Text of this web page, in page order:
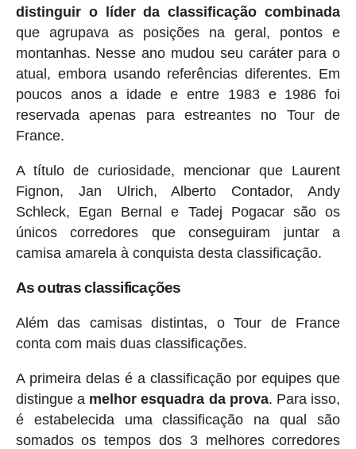
distinguir o líder da classificação combinada
que agrupava as posições na geral, pontos e
montanhas. Nesse ano mudou seu caráter para o
atual, embora usando referências diferentes. Em
poucos anos a idade e entre 1983 e 1986 foi
reservada apenas para estreantes no Tour de
France.
A título de curiosidade, mencionar que Laurent
Fignon, Jan Ulrich, Alberto Contador, Andy
Schleck, Egan Bernal e Tadej Pogacar são os
únicos corredores que conseguiram juntar a
camisa amarela à conquista desta classificação.
As outras classificações
Além das camisas distintas, o Tour de France
conta com mais duas classificações.
A primeira delas é a classificação por equipes que
distingue a melhor esquadra da prova. Para isso,
é estabelecida uma classificação na qual são
somados os tempos dos 3 melhores corredores